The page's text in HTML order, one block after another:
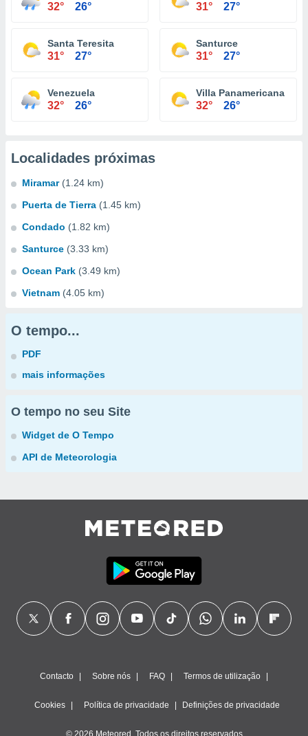
32° 26° 31° 27°
Santa Teresita
31° 27°
Santurce
31° 27°
Venezuela
32° 26°
Villa Panamericana
32° 26°
Localidades próximas
Miramar (1.24 km)
Puerta de Tierra (1.45 km)
Condado (1.82 km)
Santurce (3.33 km)
Ocean Park (3.49 km)
Vietnam (4.05 km)
O tempo...
PDF
mais informações
O tempo no seu Site
Widget de O Tempo
API de Meteorologia
Contacto Sobre nós FAQ Termos de utilização
Cookies Política de privacidade Definições de privacidade
© 2026 Meteored. Todos os direitos reservados